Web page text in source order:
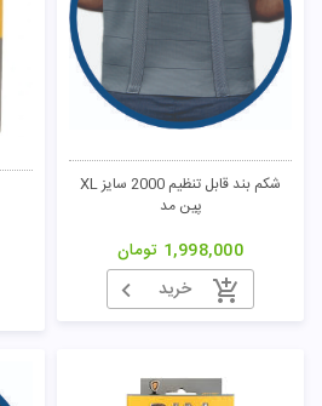
شکم بند قابل تنظیم 2000 سایز XL
پین مد
1,998,000 تومان
خرید